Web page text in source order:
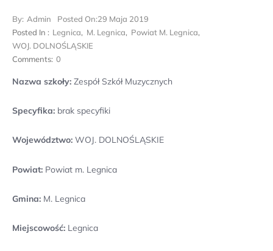
By: Admin Posted On:29 Maja 2019
Posted In : Legnica, M. Legnica, Powiat M. Legnica,
WOJ. DOLNOŚLĄSKIE
Comments: 0
Nazwa szkoły: Zespół Szkół Muzycznych
Specyfika: brak specyfiki
Województwo: WOJ. DOLNOŚLĄSKIE
Powiat: Powiat m. Legnica
Gmina: M. Legnica
Miejscowość: Legnica